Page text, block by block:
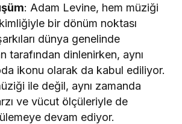
: Adam Levine, hem müziği
bir dönüm noktası
dünya genelinde
tarafından dinlenirken, aynı
ikonu olarak da kabul ediliyor.
ile değil, aynı zamanda
ve vücut ölçüleriyle de
devam ediyor.